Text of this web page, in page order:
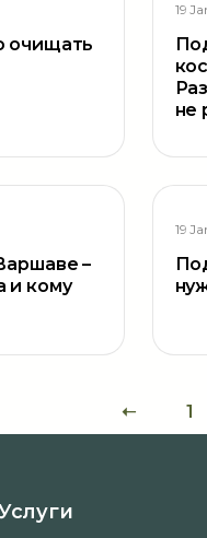
очищать
19
не
–
и кому
19
➝ 1